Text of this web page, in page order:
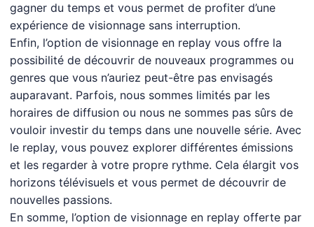
gagner du temps et vous permet de profiter d’une
expérience de visionnage sans interruption.
Enfin, l’option de visionnage en replay vous offre la
possibilité de découvrir de nouveaux programmes ou
genres que vous n’auriez peut-être pas envisagés
auparavant. Parfois, nous sommes limités par les
horaires de diffusion ou nous ne sommes pas sûrs de
vouloir investir du temps dans une nouvelle série. Avec
le replay, vous pouvez explorer différentes émissions
et les regarder à votre propre rythme. Cela élargit vos
horizons télévisuels et vous permet de découvrir de
nouvelles passions.
En somme, l’option de visionnage en replay offerte par